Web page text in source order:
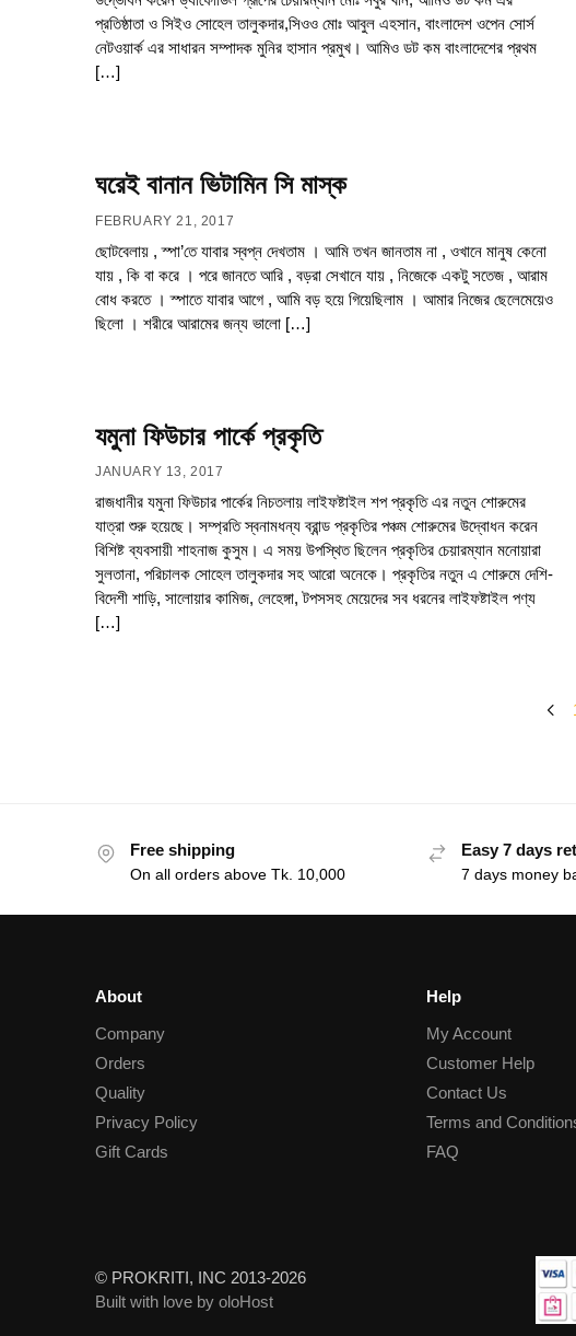
প্রতিষ্ঠাতা ও সিইও সোহেল তালুকদার,সিওও মোঃ আবুল এহসান, বাংলাদেশ ওপেন সোর্স
নেটওয়ার্ক এর সাধারন সম্পাদক মুনির হাসান প্রমুখ। আমিও ডট কম বাংলাদেশের প্রথম
[…]
ঘরেই বানান ভিটামিন সি মাস্ক
FEBRUARY 21, 2017
ছোটবেলায় , স্পা’তে যাবার স্বপ্ন দেখতাম । আমি তখন জানতাম না , ওখানে মানুষ কেনো
যায় , কি বা করে । পরে জানতে আরি , বড়রা সেখানে যায় , নিজেকে একটু সতেজ , আরাম
বোধ করতে । স্পাতে যাবার আগে , আমি বড় হয়ে গিয়েছিলাম । আমার নিজের ছেলেমেয়েও
ছিলো । শরীরে আরামের জন্য ভালো […]
যমুনা ফিউচার পার্কে প্রকৃতি
JANUARY 13, 2017
রাজধানীর যমুনা ফিউচার পার্কের নিচতলায় লাইফষ্টাইল শপ প্রকৃতি এর নতুন শোরুমের
যাত্রা শুরু হয়েছে। সম্প্রতি স্বনামধন্য ব্রান্ড প্রকৃতির পঞ্চম শোরুমের উদ্বোধন করেন
বিশিষ্ট ব্যবসায়ী শাহনাজ কুসুম। এ সময় উপস্থিত ছিলেন প্রকৃতির চেয়ারম্যান মনোয়ারা
সুলতানা, পরিচালক সোহেল তালুকদার সহ আরো অনেকে। প্রকৃতির নতুন এ শোরুমে দেশি-
বিদেশী শাড়ি, সালোয়ার কামিজ, লেহেঙ্গা, টপসসহ মেয়েদের সব ধরনের লাইফষ্টাইল পণ্য
[…]
Free shipping
On all orders above Tk. 10,000
Easy 7 days
7 days money
About
Company
Orders
Quality
Privacy Policy
Gift Cards
Help
My Account
Customer Help
Contact Us
Terms and
FAQ
© PROKRITI, INC 2013-2026
Built with love by oloHost